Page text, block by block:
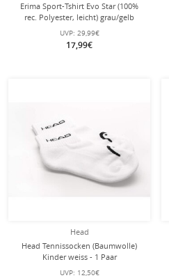
Erima Sport-Tshirt Evo Star (100%
rec. Polyester, leicht) grau/gelb
Kinder
UVP: 29,99€
17,99€
Head
Head Tennissocken (Baumwolle)
Kinder weiss - 1 Paar
UVP: 12,50€